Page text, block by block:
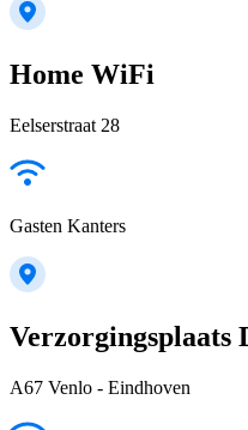
Home WiFi
Eelserstraat 28
Gasten Kanters
Verzorgingsplaats
A67 Venlo - Eindhoven